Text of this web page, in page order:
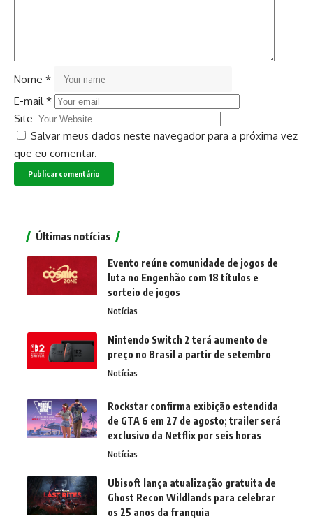
Nome *
E-mail*
Site
Salvar meus dados neste navegador para a próxima vez
que eu comentar.
Últimas notícias
Evento reúne comunidade de jogos de
luta no Engenhão com 18 títulos e
sorteio de jogos
Notícias
Nintendo Switch 2 terá aumento de
preço no Brasil a partir de setembro
Notícias
Rockstar confirma exibição estendida
de GTA 6 em 27 de agosto; trailer será
exclusivo da Netflix por seis horas
Notícias
Ubisoft lança atualização gratuita de
Ghost Recon Wildlands para celebrar
os 25 anos da franquia